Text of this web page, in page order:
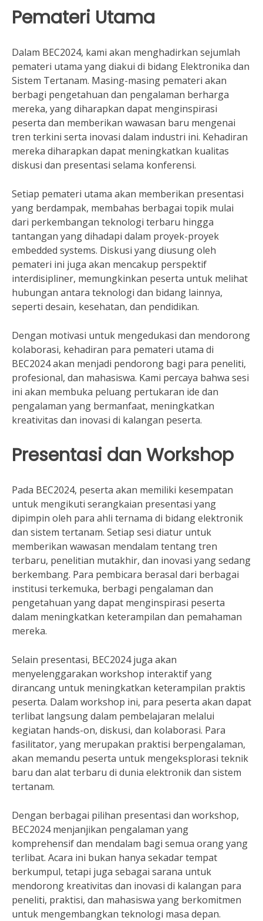
Pemateri Utama
Dalam BEC2024, kami akan menghadirkan sejumlah
pemateri utama yang diakui di bidang Elektronika dan
Sistem Tertanam. Masing-masing pemateri akan
berbagi pengetahuan dan pengalaman berharga
mereka, yang diharapkan dapat menginspirasi
peserta dan memberikan wawasan baru mengenai
tren terkini serta inovasi dalam industri ini. Kehadiran
mereka diharapkan dapat meningkatkan kualitas
diskusi dan presentasi selama konferensi.
Setiap pemateri utama akan memberikan presentasi
yang berdampak, membahas berbagai topik mulai
dari perkembangan teknologi terbaru hingga
tantangan yang dihadapi dalam proyek-proyek
embedded systems. Diskusi yang diusung oleh
pemateri ini juga akan mencakup perspektif
interdisipliner, memungkinkan peserta untuk melihat
hubungan antara teknologi dan bidang lainnya,
seperti desain, kesehatan, dan pendidikan.
Dengan motivasi untuk mengedukasi dan mendorong
kolaborasi, kehadiran para pemateri utama di
BEC2024 akan menjadi pendorong bagi para peneliti,
profesional, dan mahasiswa. Kami percaya bahwa sesi
ini akan membuka peluang pertukaran ide dan
pengalaman yang bermanfaat, meningkatkan
kreativitas dan inovasi di kalangan peserta.
Presentasi dan Workshop
Pada BEC2024, peserta akan memiliki kesempatan
untuk mengikuti serangkaian presentasi yang
dipimpin oleh para ahli ternama di bidang elektronik
dan sistem tertanam. Setiap sesi diatur untuk
memberikan wawasan mendalam tentang tren
terbaru, penelitian mutakhir, dan inovasi yang sedang
berkembang. Para pembicara berasal dari berbagai
institusi terkemuka, berbagi pengalaman dan
pengetahuan yang dapat menginspirasi peserta
dalam meningkatkan keterampilan dan pemahaman
mereka.
Selain presentasi, BEC2024 juga akan
menyelenggarakan workshop interaktif yang
dirancang untuk meningkatkan keterampilan praktis
peserta. Dalam workshop ini, para peserta akan dapat
terlibat langsung dalam pembelajaran melalui
kegiatan hands-on, diskusi, dan kolaborasi. Para
fasilitator, yang merupakan praktisi berpengalaman,
akan memandu peserta untuk mengeksplorasi teknik
baru dan alat terbaru di dunia elektronik dan sistem
tertanam.
Dengan berbagai pilihan presentasi dan workshop,
BEC2024 menjanjikan pengalaman yang
komprehensif dan mendalam bagi semua orang yang
terlibat. Acara ini bukan hanya sekadar tempat
berkumpul, tetapi juga sebagai sarana untuk
mendorong kreativitas dan inovasi di kalangan para
peneliti, praktisi, dan mahasiswa yang berkomitmen
untuk mengembangkan teknologi masa depan.